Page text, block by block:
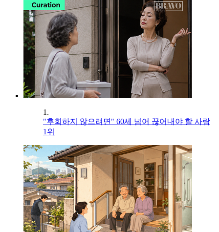
1.
"후회하지 않으려면" 60세 넘어 끊어내야 할 사람
1위